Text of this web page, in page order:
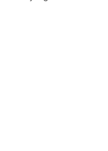
y te llevará por un
y color, y calles
espaciadas una
en completar
un enigma y
hora de la
agradable. Lleve